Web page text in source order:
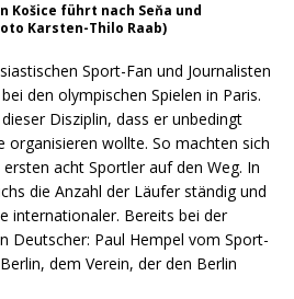
Košice führt nach Seňa und
Karsten-Thilo Raab)
Sport-Fan und Journalisten
den olympischen Spielen in Paris.
Disziplin, dass er unbedingt
organisieren wollte. So machten sich
acht Sportler auf den Weg. In
die Anzahl der Läufer ständig und
internationaler. Bereits bei der
Deutscher: Paul Hempel vom Sport-
dem Verein, der den Berlin